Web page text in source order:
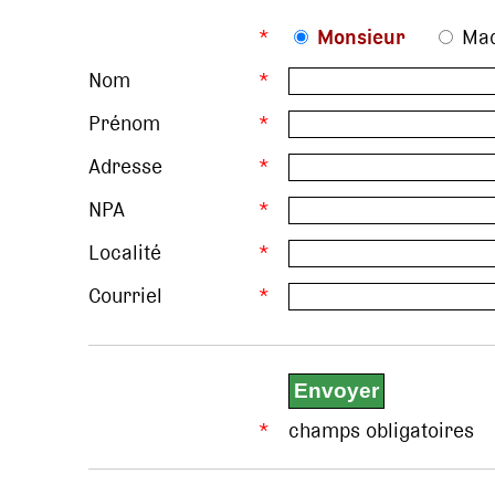
* Monsieur
Nom
*
Prénom
*
Adresse
*
NPA
*
Localité
*
Courriel
*
* champs obligatoires